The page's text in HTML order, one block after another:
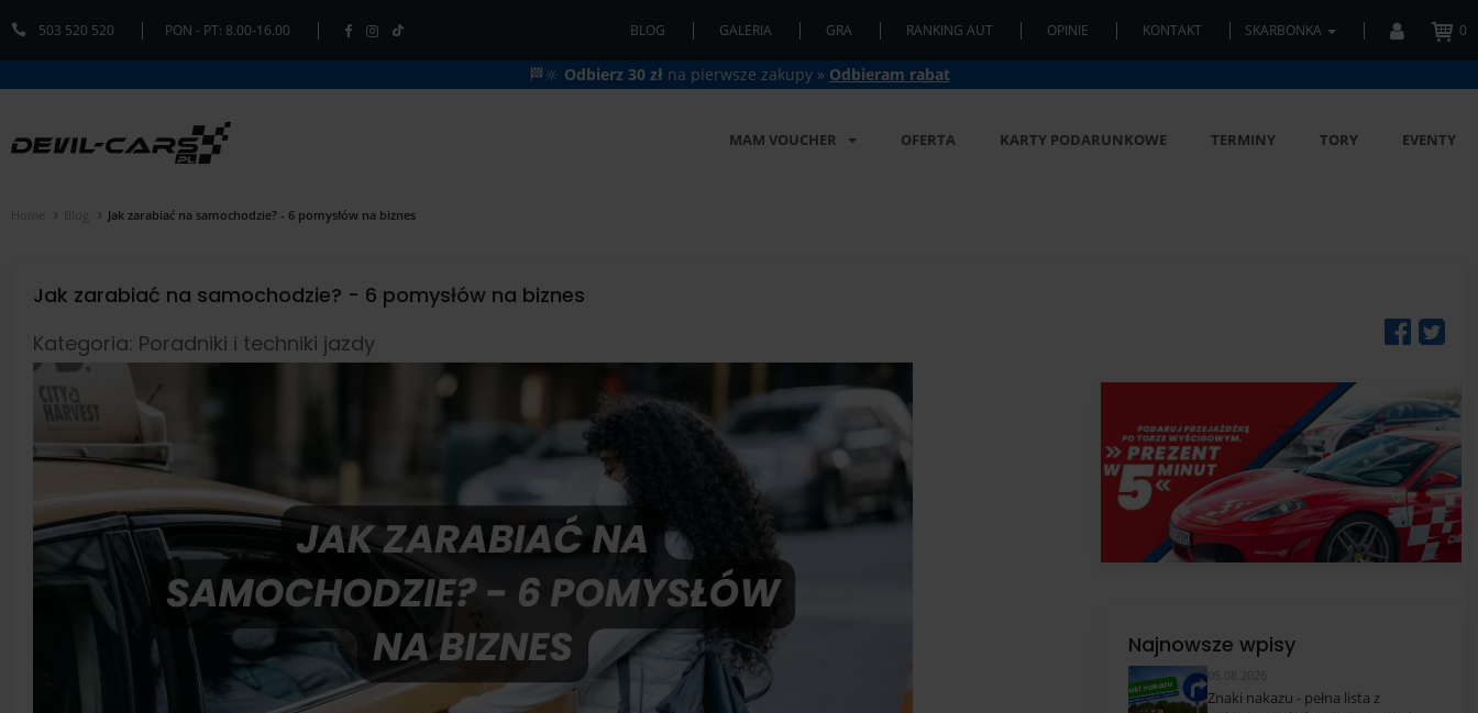
503 520 520 PON - PT: 8.00-16.00 BLOG GALERIA GRA RANKING AUT OPINIE KONTAKT SKARBONKA 0
🏁🔆 Odbierz 30 zł na pierwsze zakupy » Odbieram rabat
MAM VOUCHER OFERTA KARTY PODARUNKOWE TERMINY TORY EVENTY
Home Blog Jak zarabiać na samochodzie? - 6 pomysłów na biznes
Jak zarabiać na samochodzie? - 6 pomysłów na biznes
Kategoria: Poradniki i techniki jazdy
Najnowsze wpisy
05.08.2026
Znaki nakazu - pełna lista z